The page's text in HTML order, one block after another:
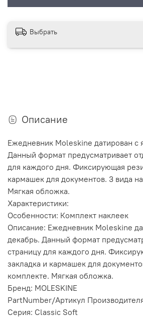
Выбрать
Описание
Ежедневник Moleskine датирован с
Данный формат предусматривает
для каждого дня. Фиксирующая
кармашек для документов. 3 вида
Мягкая обложка.
Характеристики:
Особенности: Комплект наклеек
Описание: Ежедневник Moleskine
декабрь. Данный формат
страницу для каждого дня.
закладка и кармашек для
комплекте. Мягкая обложка.
Бренд: MOLESKINE
PartNumber/Артикул
Серия: Classic Soft